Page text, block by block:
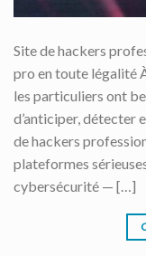
Site de hackers
pro en toute légalité
les particuliers ont
d’anticiper, détecter
de hackers
plateformes
cybersécurité — […]